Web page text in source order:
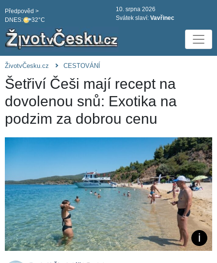
DNES: 32°C
Předpověd >
10. srpna 2026
Svátek slaví: Vavřinec
ŽivotvČesku.cz CESTOVÁNÍ
Šetřiví Češi mají recept na
dovolenou snů: Exotika na
podzim za dobrou cenu